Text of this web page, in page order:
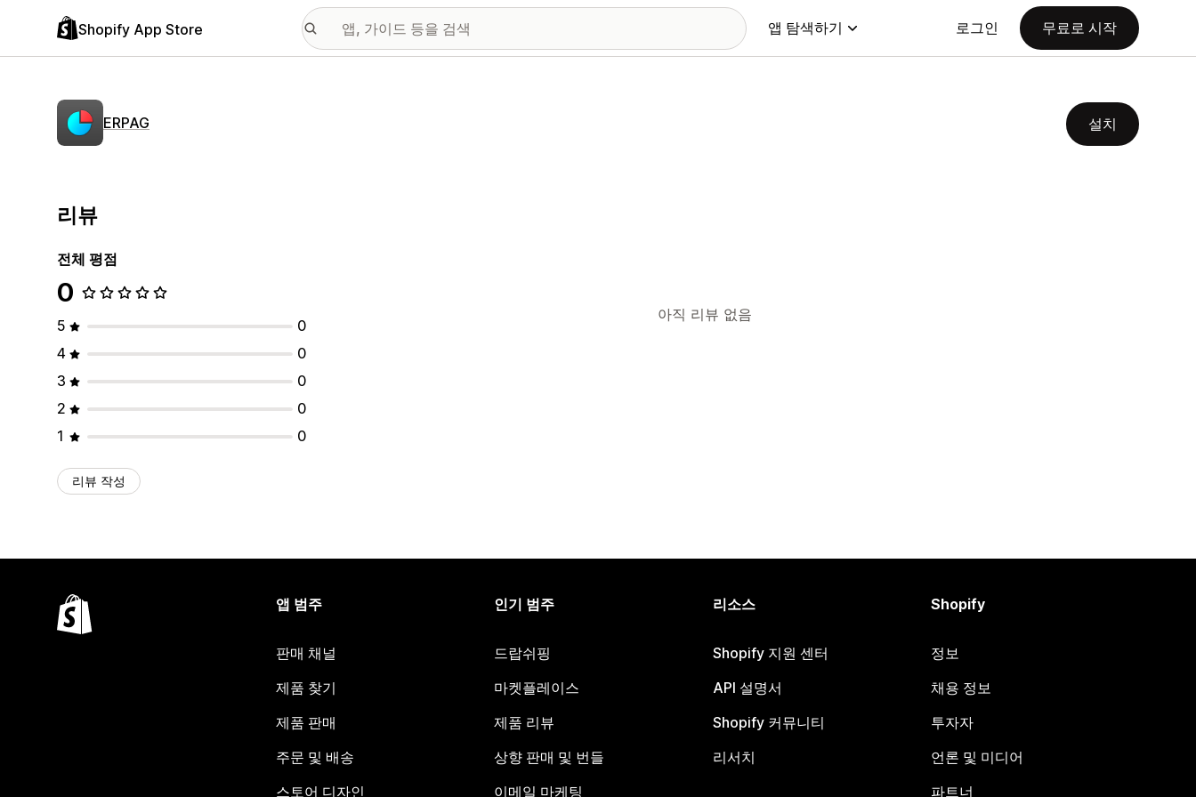
Shopify App Store 앱 탐색하기 로그인 무료로 시작
ERPAG 설치
리뷰
전체 평점
0
5
0
4
0
3
0
2
0
1
0
리뷰 작성
아직 리뷰 없음
앱 범주
판매 채널
제품 찾기
제품 판매
주문 및 배송
스토어 디자인
인기 범주
드랍쉬핑
마켓플레이스
제품 리뷰
상향 판매 및 번들
이메일 마케팅
리소스
Shopify 지원 센터
API 설명서
Shopify 커뮤니티
리서치
Shopify
정보
채용 정보
투자자
언론 및 미디어
파트너